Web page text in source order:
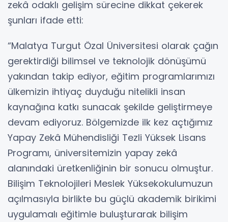
zekâ odaklı gelişim sürecine dikkat çekerek
şunları ifade etti:
“Malatya Turgut Özal Üniversitesi olarak çağın
gerektirdiği bilimsel ve teknolojik dönüşümü
yakından takip ediyor, eğitim programlarımızı
ülkemizin ihtiyaç duyduğu nitelikli insan
kaynağına katkı sunacak şekilde geliştirmeye
devam ediyoruz. Bölgemizde ilk kez açtığımız
Yapay Zekâ Mühendisliği Tezli Yüksek Lisans
Programı, üniversitemizin yapay zekâ
alanındaki üretkenliğinin bir sonucu olmuştur.
Bilişim Teknolojileri Meslek Yüksekokulumuzun
açılmasıyla birlikte bu güçlü akademik birikimi
uygulamalı eğitimle buluşturarak bilişim